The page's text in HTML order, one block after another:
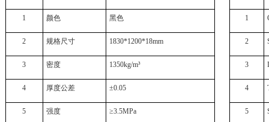
1 颜色 黑色 1
2 规格尺寸 1830*1200*18mm 2
3 密度 1350kg/m³ 3
4 厚度公差 ±0.05 4
5 强度 ≥3.5MPa 5